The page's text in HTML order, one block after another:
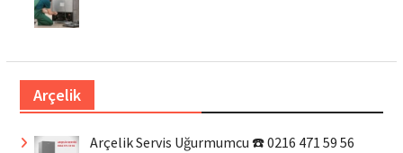
Arçelik
Arçelik Servis Uğurmumcu ☎️ 0216 471 59 56